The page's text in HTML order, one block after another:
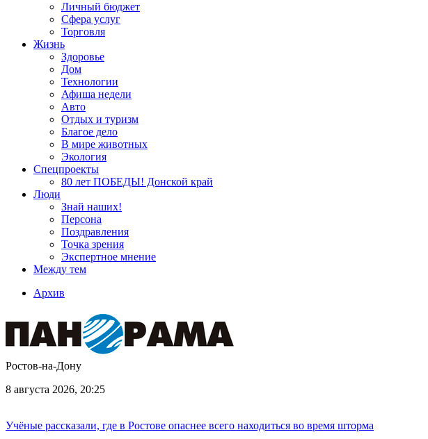
Личный бюджет
Сфера услуг
Торговля
Жизнь
Здоровье
Дом
Технологии
Афиша недели
Авто
Отдых и туризм
Благое дело
В мире животных
Экология
Спецпроекты
80 лет ПОБЕДЫ! Донской край
Люди
Знай наших!
Персона
Поздравления
Точка зрения
Экспертное мнение
Между тем
Архив
Ростов-на-Дону
8 августа 2026, 20:25
Учёные рассказали, где в Ростове опаснее всего находиться во время шторма